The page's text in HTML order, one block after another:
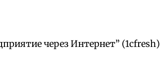
через Интернет” (1cfresh)